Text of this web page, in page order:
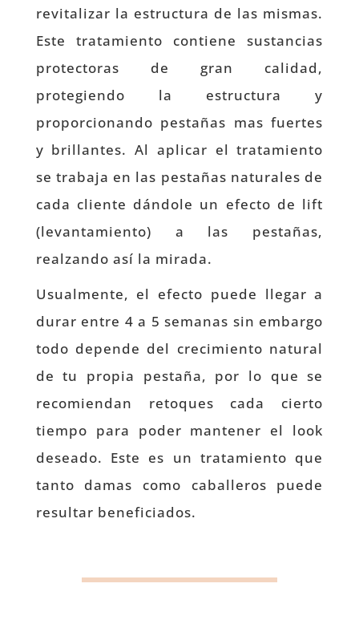
revitalizar la estructura de las mismas.
Este tratamiento contiene sustancias
protectoras de gran calidad,
protegiendo la estructura y
proporcionando pestañas mas fuertes
y brillantes. Al aplicar el tratamiento
se trabaja en las pestañas naturales de
cada cliente dándole un efecto de lift
(levantamiento) a las pestañas,
realzando así la mirada.
Usualmente, el efecto puede llegar a
durar entre 4 a 5 semanas sin embargo
todo depende del crecimiento natural
de tu propia pestaña, por lo que se
recomiendan retoques cada cierto
tiempo para poder mantener el look
deseado. Este es un tratamiento que
tanto damas como caballeros puede
resultar beneficiados.